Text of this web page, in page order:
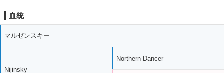
血統
マルゼンスキー
Nijinsky
Northern Dancer